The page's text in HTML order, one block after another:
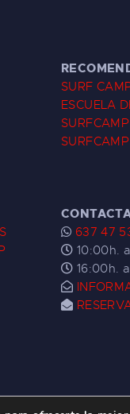
SURF
ESCUELA
637 47
10:00h.
16:00h.